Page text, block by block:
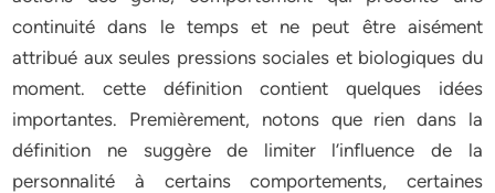
continuité dans le temps et ne peut être aisément
attribué aux seules pressions sociales et biologiques du
moment. cette définition contient quelques idées
importantes. Premièrement, notons que rien dans la
définition ne suggère de limiter l’influence de la
personnalité à certains comportements, certaines